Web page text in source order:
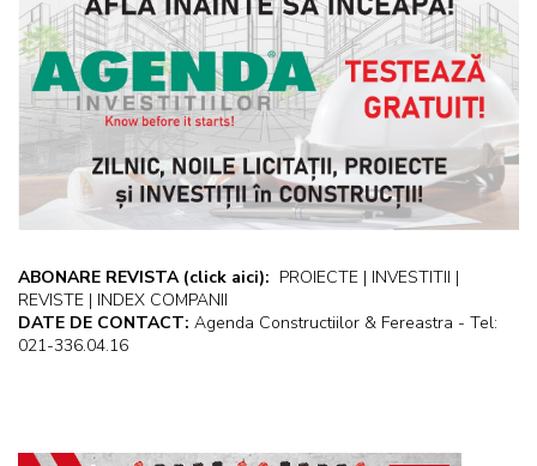
ABONARE REVISTA (click aici): PROIECTE | INVESTITII |
REVISTE | INDEX COMPANII
DATE DE CONTACT: Agenda Constructiilor & Fereastra - Tel:
021-336.04.16